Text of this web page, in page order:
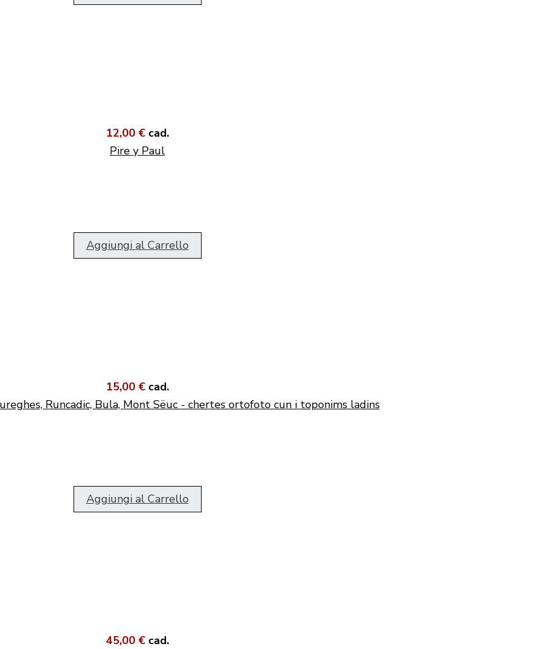
12,00 € cad.
Pire y Paul
Aggiungi al Carrello
15,00 € cad.
Runcadic, Bula, Mont Sëuc - chertes ortofoto cun i toponims ladins
Aggiungi al Carrello
45,00 € cad.